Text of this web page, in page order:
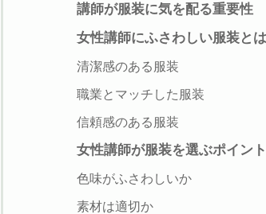
講師が服装に気を配る重要性
女性講師にふさわしい服装と
清潔感のある服装
職業とマッチした服装
信頼感のある服装
女性講師が服装を選ぶポイント
色味がふさわしいか
素材は適切か